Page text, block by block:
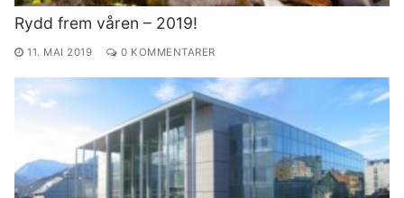
Rydd frem våren – 2019!
11. MAI 2019 0 KOMMENTARER